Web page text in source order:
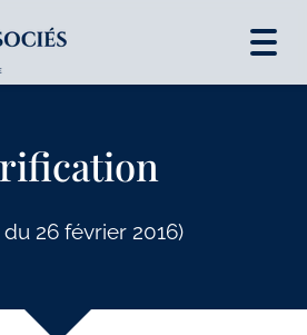
26 février 2016)